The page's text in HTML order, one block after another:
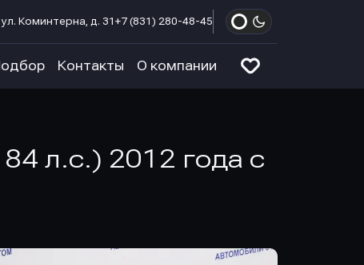
Коминтерна, д. 31 +7 (831) 280-48-45
Контакты О компании
л.с.) 2012 года с